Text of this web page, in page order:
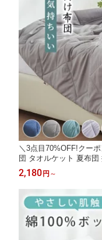
＼3点目70%OFF!クー
団 タオルケット 夏布
イプ ブランケット 夏用
い 肌掛けケット キルト
NENEKO
2,180 円 ～